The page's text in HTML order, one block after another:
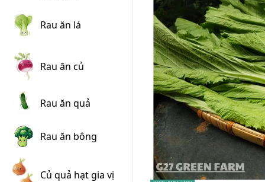
Rau ăn lá
Rau ăn củ
Rau ăn quả
Rau ăn bông
Củ quả hạt gia vị